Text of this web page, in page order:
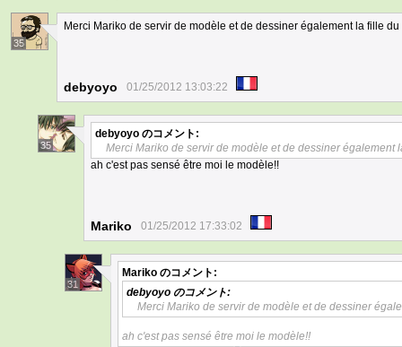
35
Merci Mariko de servir de modèle et de dessiner également la fille
debyoyo 01/25/2012 13:03:22
35
debyoyo のコメント:
Merci Mariko de servir de modèle et de dessiner également
ah c'est pas sensé être moi le modèle!!
Mariko 01/25/2012 17:33:02
31
Mariko のコメント:
debyoyo のコメント:
Merci Mariko de servir de modèle et de dessiner
ah c'est pas sensé être moi le modèle!!